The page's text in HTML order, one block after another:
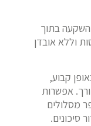
השקעה בתוך
וללא אובדן
קבוע,
אפשרות
מסלולים
סיכונים.